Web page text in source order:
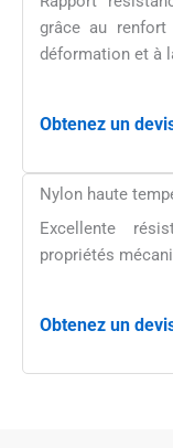
grâce au
déformation et à
Obtenez un
Nylon haute
Excellente
propriétés
Obtenez un